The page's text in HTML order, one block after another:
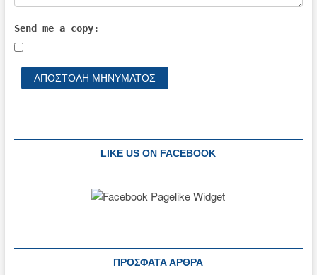
Send me a copy:
LIKE US ON FACEBOOK
ΠΡΌΣΦΑΤΑ ΆΡΘΡΑ